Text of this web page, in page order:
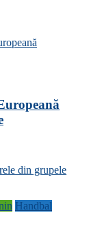
Handbal